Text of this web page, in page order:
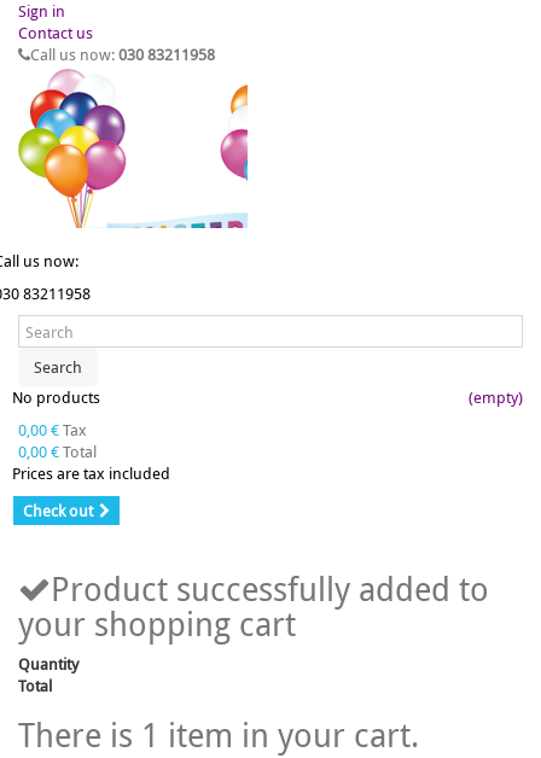
Sign in
Contact us
Call us now:030 83211958
us now:
83211958
Search
(empty)
No products
0,00 €Tax
0,00 €Total
Prices are tax included
Check out
Product successfully added to
your shopping cart
Quantity
Total
There is 1 item in your cart.